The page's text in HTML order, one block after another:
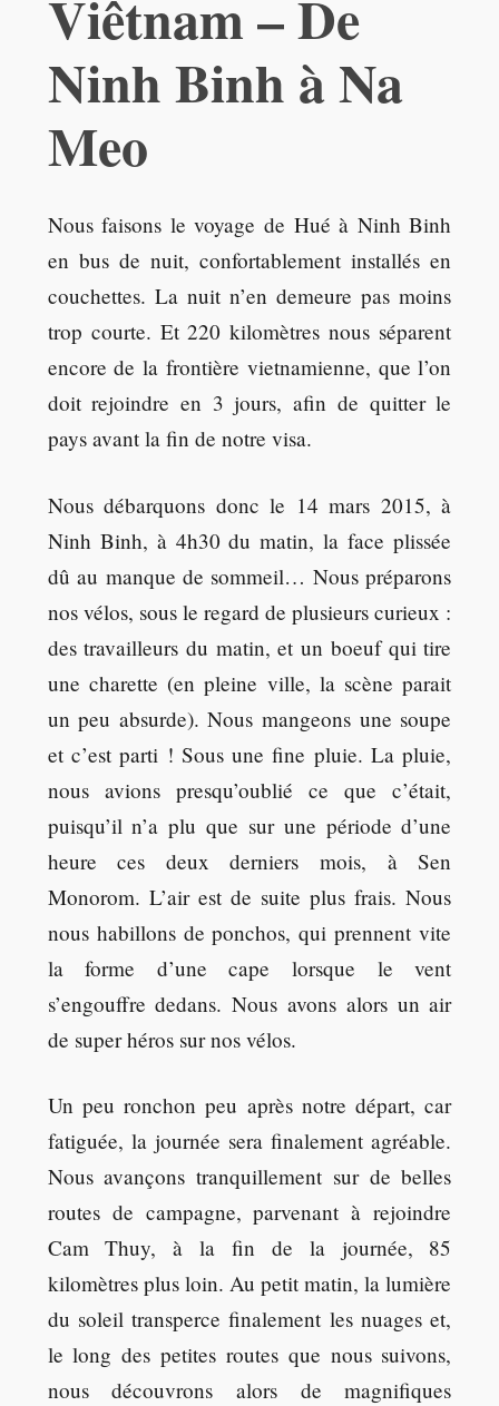
Viêtnam – De
Ninh Binh à Na
Meo
Nous faisons le voyage de Hué à Ninh Binh
en bus de nuit, confortablement installés en
couchettes. La nuit n’en demeure pas moins
trop courte. Et 220 kilomètres nous séparent
encore de la frontière vietnamienne, que l’on
doit rejoindre en 3 jours, afin de quitter le
pays avant la fin de notre visa.
Nous débarquons donc le 14 mars 2015, à
Ninh Binh, à 4h30 du matin, la face plissée
dû au manque de sommeil… Nous préparons
nos vélos, sous le regard de plusieurs curieux :
des travailleurs du matin, et un boeuf qui tire
une charette (en pleine ville, la scène parait
un peu absurde). Nous mangeons une soupe
et c’est parti ! Sous une fine pluie. La pluie,
nous avions presqu’oublié ce que c’était,
puisqu’il n’a plu que sur une période d’une
heure ces deux derniers mois, à Sen
Monorom. L’air est de suite plus frais. Nous
nous habillons de ponchos, qui prennent vite
la forme d’une cape lorsque le vent
s’engouffre dedans. Nous avons alors un air
de super héros sur nos vélos.
Un peu ronchon peu après notre départ, car
fatiguée, la journée sera finalement agréable.
Nous avançons tranquillement sur de belles
routes de campagne, parvenant à rejoindre
Cam Thuy, à la fin de la journée, 85
kilomètres plus loin. Au petit matin, la lumière
du soleil transperce finalement les nuages et,
le long des petites routes que nous suivons,
nous découvrons alors de magnifiques